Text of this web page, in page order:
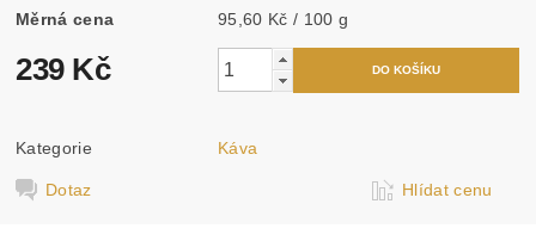
Měrná cena 95,60 Kč / 100 g
239 Kč
Kategorie Káva
Dotaz Hlídat cenu